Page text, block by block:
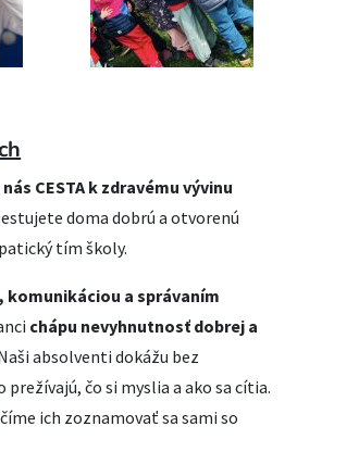
CESTA k zdravému vývinu
doma dobrú a otvorenú
tím školy.
a správaním
chápu nevyhnutnosť dobrej a
absolventi dokážu bez
čo si myslia a ako sa cítia.
ich zoznamovať sa sami so